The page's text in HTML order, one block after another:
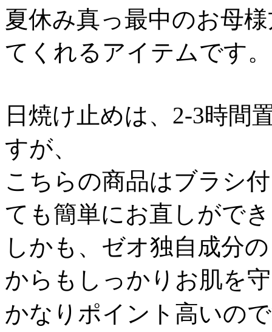
夏休み真っ最中のお母
てくれるアイテムです。
日焼け止めは、2-3時間
すが、
こちらの商品はブラシ
ても簡単にお直しがで
しかも、ゼオ独自成分
からもしっかりお肌を
かなりポイント高いの